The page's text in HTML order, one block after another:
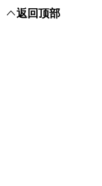
返回顶部